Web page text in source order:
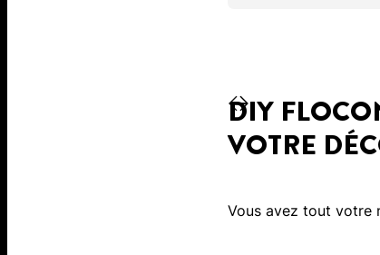
DIY
VOTRE
Vous avez tout votre